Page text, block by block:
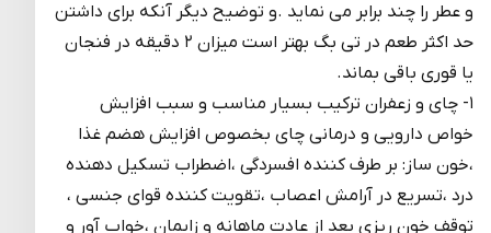
و عطر را چند برابر می نماید .و توضیح دیگر آنکه برای داشتن
حد اکثر طعم در تی بگ بهتر است میزان ۲ دقیقه در فنجان
یا قوری باقی بماند.
۱- چای و زعفران ترکیب بسیار مناسب و سبب افزایش
خواص دارویی و درمانی چای بخصوص افزایش هضم غذا
،خون ساز: بر طرف کننده افسردگی ،اضطراب تسکیل دهنده
درد ،تسریع در آرامش اعصاب ،تقویت کننده قوای جنسی ،
توقف خون ریزی بعد از عادت ماهانه و زایمان ،خواب آور و